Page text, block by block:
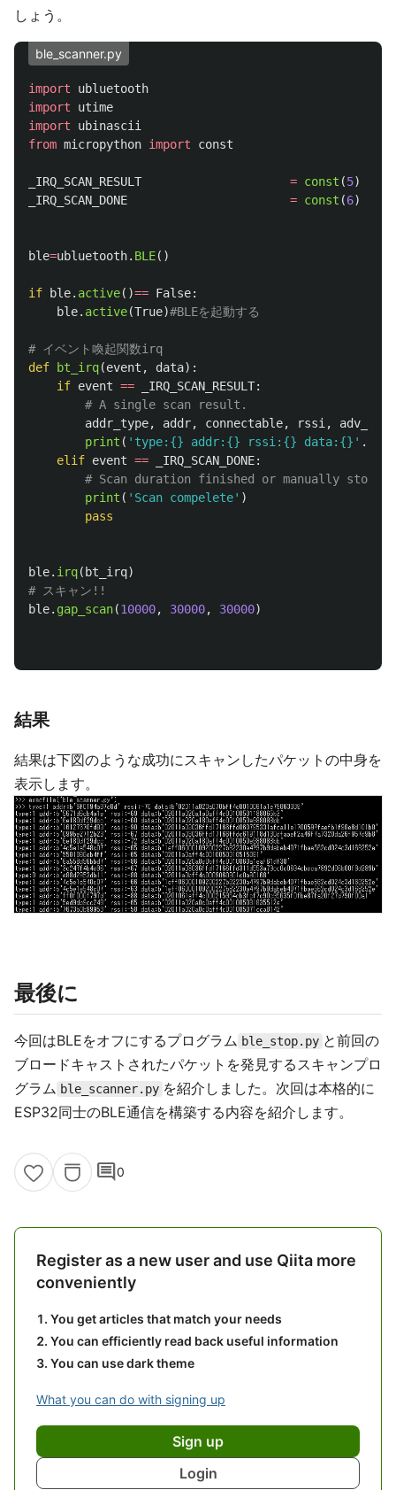
しょう。
ble_scanner.py
import
ubluetooth
import
utime
import
ubinascii
from micropython import const
_IRQ_SCAN_RESULT = const (5)
_IRQ_SCAN_DONE
= const (6)
ble=ubluetooth. BLE()
if ble. active()== False:
ble. active(True)
def
bt_irq(event , data):
if event == _IRQ_SCAN_RESULT:
addr_type, addr, connectable, rssi,
adv_data
print ( ' type:{} addr:{} rssi:{} data:{} ' .
elif event == _IRQ_SCAN_DONE:
print ( ' Scan compelete' )
pass
ble. irq( bt_irq)
ble. gap_scan(10000, 30000, 30000)
結果
結果は下図のような成功にスキャンしたパケットの中身を
表示します。
最後に
今回はBLEをオフにするプログラム ble_stop.py と前回の
ブロードキャストされたパケットを発見するスキャンプロ
グラム ble_scanner.py を紹介しました。次回は本格的に
ESP32同士のBLE通信を構築する内容を紹介します。
comment0
Register as a new user and use Qiita more
conveniently
You get articles that match your needs
You can efficiently read back useful information
You can use dark theme
What you can do with signing up
Sign up
Login